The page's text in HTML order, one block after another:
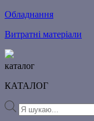
Обладнання
Витратні матеріали
каталог
КАТАЛОГ
Products
search